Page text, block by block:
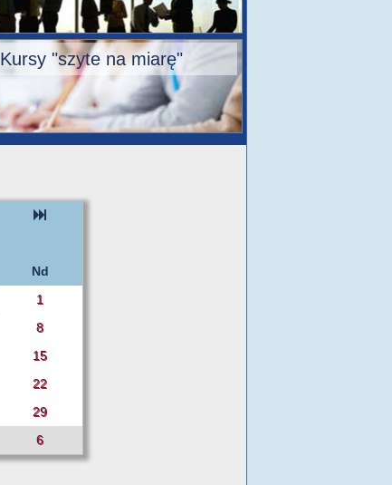
Kursy "szyte na miarę"
Nd
1
8
15
22
29
6